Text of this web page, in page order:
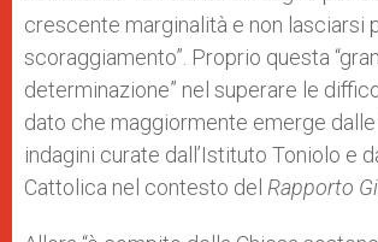
crescente marginalità e non lasciarsi
scoraggiamento”. Proprio questa
determinazione” nel superare le
dato che maggiormente emerge dalle
indagini curate dall’Istituto Toniolo e
Cattolica nel contesto del Rapporto